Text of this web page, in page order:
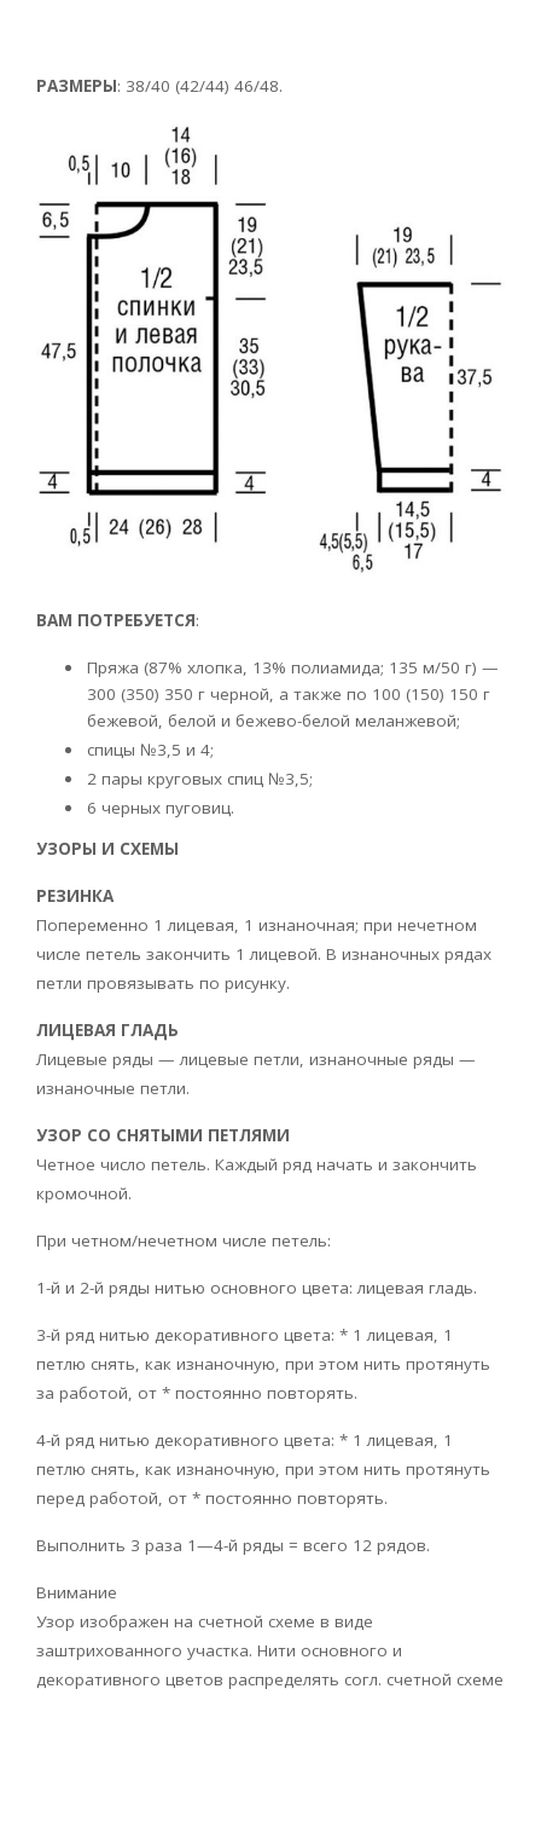
РАЗМЕРЫ: 38/40 (42/44) 46/48.
ВАМ ПОТРЕБУЕТСЯ:
Пряжа (87% хлопка, 13% полиамида; 135 м/50 г) —
300 (350) 350 г черной, а также по 100 (150) 150 г
бежевой, белой и бежево-белой меланжевой;
спицы №3,5 и 4;
2 пары круговых спиц №3,5;
6 черных пуговиц.
УЗОРЫ И СХЕМЫ
РЕЗИНКА
Попеременно 1 лицевая, 1 изнаночная; при нечетном
числе петель закончить 1 лицевой. В изнаночных рядах
петли провязывать по рисунку.
ЛИЦЕВАЯ ГЛАДЬ
Лицевые ряды — лицевые петли, изнаночные ряды —
изнаночные петли.
УЗОР СО СНЯТЫМИ ПЕТЛЯМИ
Четное число петель. Каждый ряд начать и закончить
кромочной.
При четном/нечетном числе петель:
1-й и 2-й ряды нитью основного цвета: лицевая гладь.
3-й ряд нитью декоративного цвета: * 1 лицевая, 1
петлю снять, как изнаночную, при этом нить протянуть
за работой, от * постоянно повторять.
4-й ряд нитью декоративного цвета: * 1 лицевая, 1
петлю снять, как изнаночную, при этом нить протянуть
перед работой, от * постоянно повторять.
Выполнить 3 раза 1—4-й ряды = всего 12 рядов.
Внимание
Узор изображен на счетной схеме в виде
заштрихованного участка. Нити основного и
декоративного цветов распределять согл. счетной схеме